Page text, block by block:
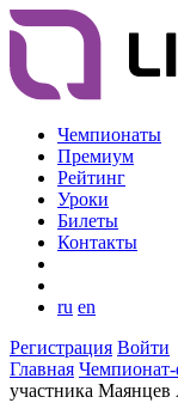
Чемпионаты
Премиум
Рейтинг
Уроки
Билеты
Контакты
ru en
Регистрация Войти
Главная
участника Маянцев